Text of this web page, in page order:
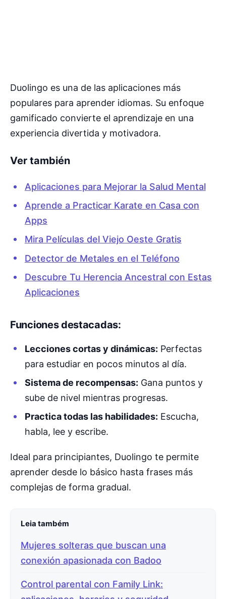
Duolingo es una de las aplicaciones más
populares para aprender idiomas. Su enfoque
gamificado convierte el aprendizaje en una
experiencia divertida y motivadora.
Ver también
Aplicaciones para Mejorar la Salud Mental
Aprende a Practicar Karate en Casa con
Apps
Mira Películas del Viejo Oeste Gratis
Detector de Metales en el Teléfono
Descubre Tu Herencia Ancestral con Estas
Aplicaciones
Funciones destacadas:
Lecciones cortas y dinámicas: Perfectas
para estudiar en pocos minutos al día.
Sistema de recompensas: Gana puntos y
sube de nivel mientras progresas.
Practica todas las habilidades: Escucha,
habla, lee y escribe.
Ideal para principiantes, Duolingo te permite
aprender desde lo básico hasta frases más
complejas de forma gradual.
Leia também
Mujeres solteras que buscan una
conexión apasionada con Badoo
Control parental con Family Link: